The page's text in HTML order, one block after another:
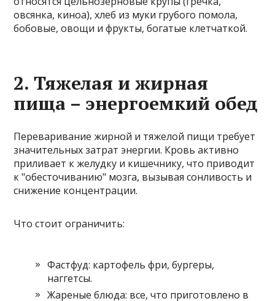
овсянка, киноа), хлеб из муки грубого помола,
бобовые, овощи и фрукты, богатые клетчаткой.
2. Тяжелая и жирная
пища – энергоемкий обед
Переваривание жирной и тяжелой пищи требует
значительных затрат энергии. Кровь активно
приливает к желудку и кишечнику, что приводит
к "обесточиванию" мозга, вызывая сонливость и
снижение концентрации.
Что стоит ограничить:
Фастфуд: картофель фри, бургеры,
наггетсы.
Жареные блюда: все, что приготовлено в